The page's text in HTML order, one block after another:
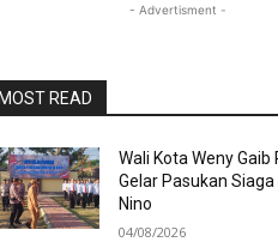
- Advertisment -
READ
Wali Kota Weny
Gelar Pasukan Siaga
Nino
04/08/2026